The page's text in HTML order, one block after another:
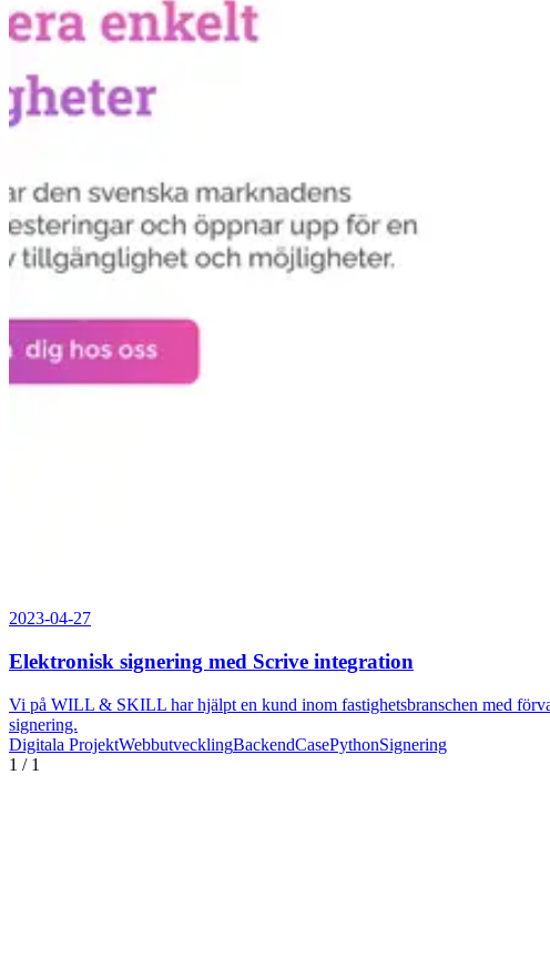
2023-04-27
Elektronisk signering med Scrive integration
Vi på WILL & SKILL har hjälpt en kund inom fastighetsbranschen med
signering.
Digitala ProjektWebbutvecklingBackendCasePythonSignering
1 / 1